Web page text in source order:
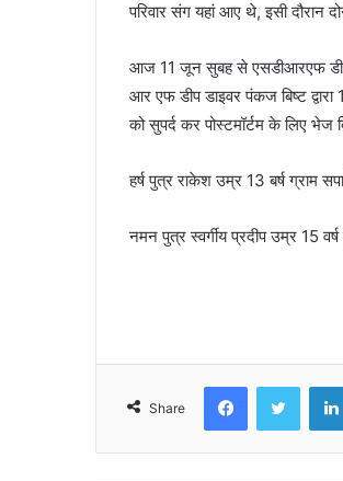
परिवार संग यहां आए थे, इसी
आज 11 जून सुबह से एसडीआरएफ डीप
आर एफ डीप डाइवर पंकज बिष्ट
को सुपर्द कर पोस्टमॉर्टम के लिए भेज
हर्ष पुत्र राकेश उम्र 13 बर्ष ग्राम
नमन पुत्र स्वर्गीय प्रदीप उम्र 15
Share